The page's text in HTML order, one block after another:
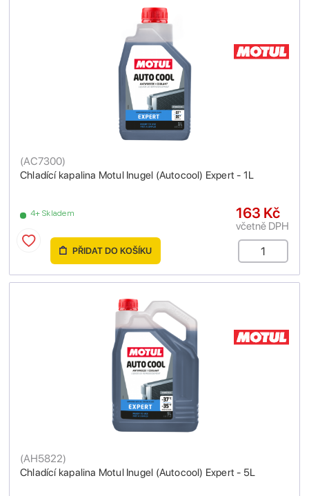
Chladící kapalina Motul Inugel (Autocool) Expert - 1L
(AC7300)
4+ Skladem 163 Kč
včetně DPH
PŘIDAT DO KOŠÍKU
Chladící kapalina Motul Inugel (Autocool) Expert - 5L
(AH5822)